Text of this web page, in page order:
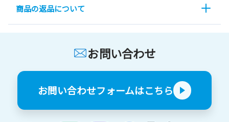
商品の返品について
お問い合わせ
お問い合わせフォームはこちら